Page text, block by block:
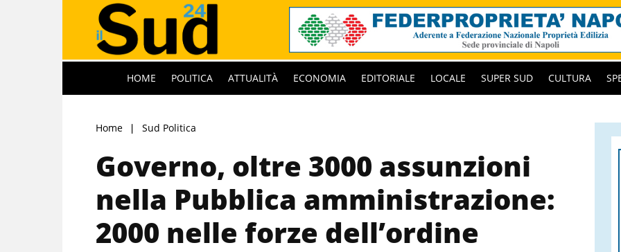
HOME POLITICA ATTUALITÀ ECONOMIA EDITORIALE LOCALE SUPER SUD CULTURA
Home Sud Politica
Governo, oltre 3000 assunzioni
nella Pubblica amministrazione:
2000 nelle forze dell’ordine